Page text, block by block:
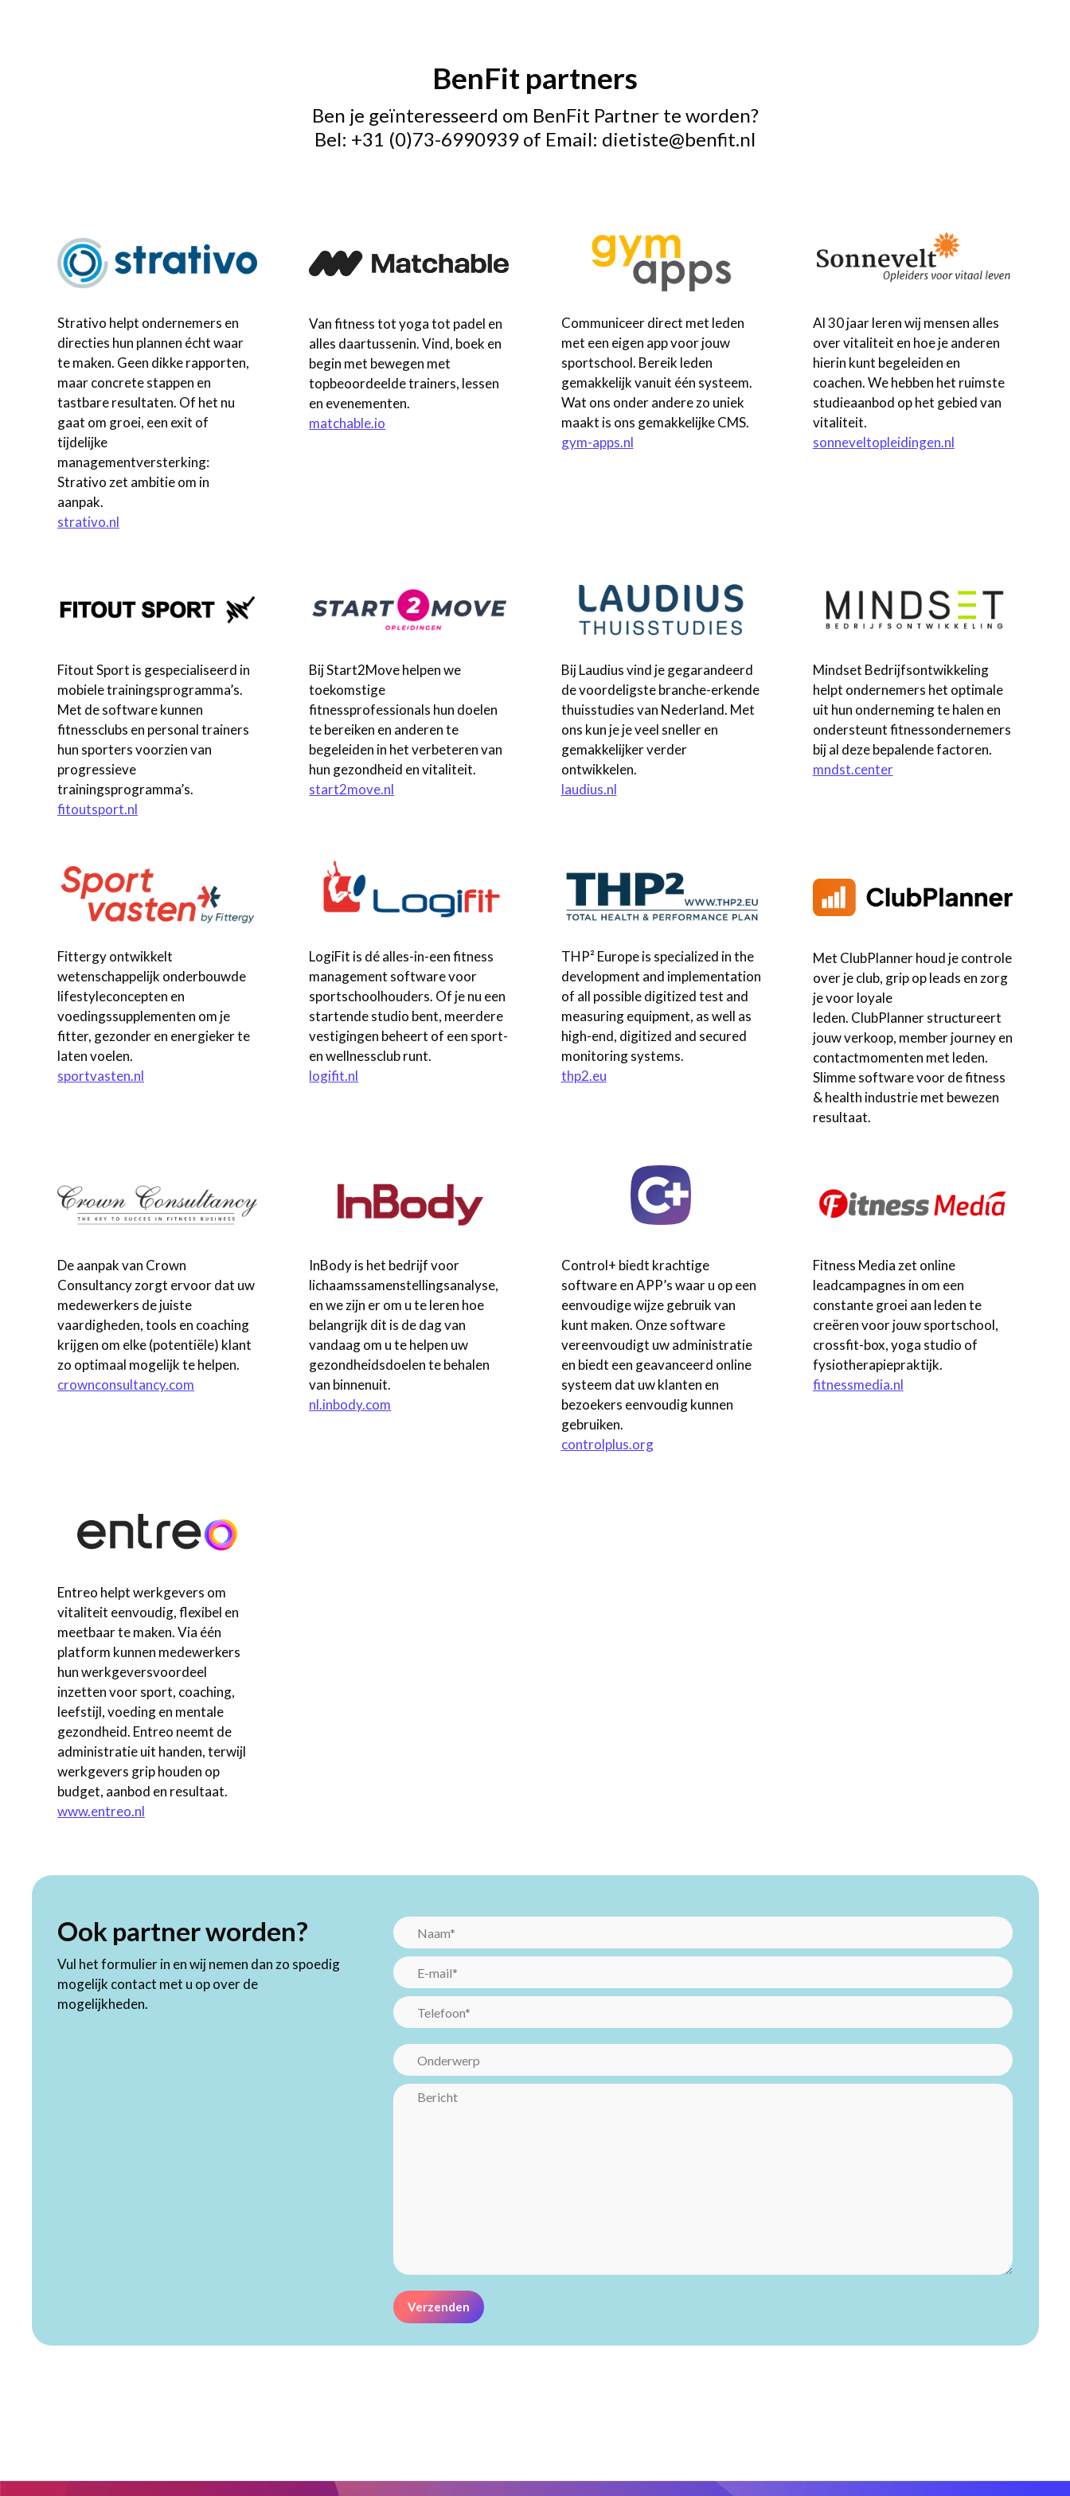
BenFit partners
Ben je geïnteresseerd om BenFit Partner te worden?
Bel: +31 (0)73-6990939 of Email: dietiste@benfit.nl
Strativo helpt ondernemers en
directies hun plannen écht waar
te maken. Geen dikke rapporten,
maar concrete stappen en
tastbare resultaten. Of het nu
gaat om groei, een exit of
tijdelijke
managementversterking:
Strativo zet ambitie om in
aanpak.
strativo.nl
Van fitness tot yoga tot padel en
alles daartussenin. Vind, boek en
begin met bewegen met
topbeoordeelde trainers, lessen
en evenementen.
matchable.io
Communiceer direct met leden
met een eigen app voor jouw
sportschool. Bereik leden
gemakkelijk vanuit één systeem.
Wat ons onder andere zo uniek
maakt is ons gemakkelijke CMS.
gym-apps.nl
Al 30 jaar leren wij mensen alles
over vitaliteit en hoe je anderen
hierin kunt begeleiden en
coachen. We hebben het ruimste
studieaanbod op het gebied van
vitaliteit.
sonneveltopleidingen.nl
Fitout Sport is gespecialiseerd in
mobiele trainingsprogramma’s.
Met de software kunnen
fitnessclubs en personal trainers
hun sporters voorzien van
progressieve
trainingsprogramma’s.
fitoutsport.nl
Bij Start2Move helpen we
toekomstige
fitnessprofessionals hun doelen
te bereiken en anderen te
begeleiden in het verbeteren van
hun gezondheid en vitaliteit.
start2move.nl
Bij Laudius vind je gegarandeerd
de voordeligste branche-erkende
thuisstudies van Nederland. Met
ons kun je je veel sneller en
gemakkelijker verder
ontwikkelen.
laudius.nl
Mindset Bedrijfsontwikkeling
helpt ondernemers het optimale
uit hun onderneming te halen en
ondersteunt fitnessondernemers
bij al deze bepalende factoren.
mndst.center
Fittergy ontwikkelt
wetenschappelijk onderbouwde
lifestyleconcepten en
voedingssupplementen om je
fitter, gezonder en energieker te
laten voelen.
sportvasten.nl
LogiFit is dé alles-in-een fitness
management software voor
sportschoolhouders. Of je nu een
startende studio bent, meerdere
vestigingen beheert of een sport-
en wellnessclub runt.
logifit.nl
THP² Europe is specialized in the
development and implementation
of all possible digitized test and
measuring equipment, as well as
high-end, digitized and secured
monitoring systems.
thp2.eu
Met ClubPlannerhoud je controle
over je club, grip op leads en zorg
je voor loyale
leden. ClubPlannerstructureert
jouw verkoop, member journey en
contactmomenten met leden.
Slimme software voor de fitness
& health industrie met bewezen
resultaat.
De aanpak van Crown
Consultancy zorgt ervoor dat uw
medewerkers de juiste
vaardigheden, tools en coaching
krijgen om elke (potentiële) klant
zo optimaal mogelijk te helpen.
crownconsultancy.com
InBody is het bedrijf voor
lichaamssamenstellingsanalyse,
en we zijn er om u te leren hoe
belangrijk dit is de dag van
vandaag om u te helpen uw
gezondheidsdoelen te behalen
van binnenuit.
nl.inbody.com
Control+ biedt krachtige
software en APP’s waar u op een
eenvoudige wijze gebruik van
kunt maken. Onze software
vereenvoudigt uw administratie
en biedt een geavanceerd online
systeem dat uw klanten en
bezoekers eenvoudig kunnen
gebruiken.
controlplus.org
Fitness Media zet online
leadcampagnes in om een
constante groei aan leden te
creëren voor jouw sportschool,
crossfit-box, yoga studio of
fysiotherapiepraktijk.
fitnessmedia.nl
Entreo helpt werkgevers om
vitaliteit eenvoudig, flexibel en
meetbaar te maken. Via één
platform kunnen medewerkers
hun werkgeversvoordeel
inzetten voor sport, coaching,
leefstijl, voeding en mentale
gezondheid. Entreo neemt de
administratie uit handen, terwijl
werkgevers grip houden op
budget, aanbod en resultaat.
www.entreo.nl
Ook partner worden?
Vul het formulier in en wij nemen dan zo spoedig
mogelijk contact met u op over de
mogelijkheden.